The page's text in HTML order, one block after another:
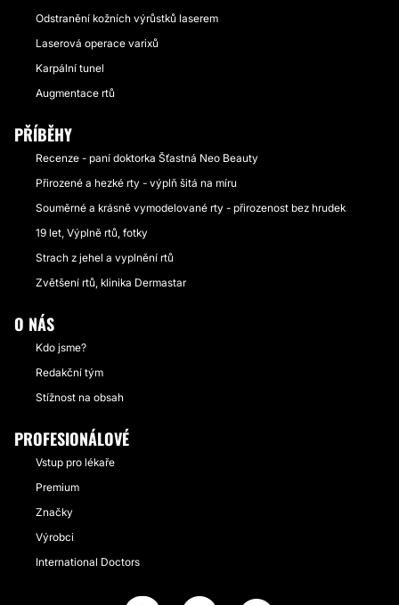
Odstranění kožních výrůstků laserem
Laserová operace varixů
Karpální tunel
Augmentace rtů
PŘÍBĚHY
Recenze - paní doktorka Šťastná Neo Beauty
Přirozené a hezké rty - výplň šitá na míru
Souměrné a krásně vymodelované rty - přirozenost bez hrudek
19 let, Výplně rtů, fotky
Strach z jehel a vyplnění rtů
Zvětšení rtů, klinika Dermastar
O NÁS
Kdo jsme?
Redakční tým
Stížnost na obsah
PROFESIONÁLOVÉ
Vstup pro lékaře
Premium
Značky
Výrobci
International Doctors